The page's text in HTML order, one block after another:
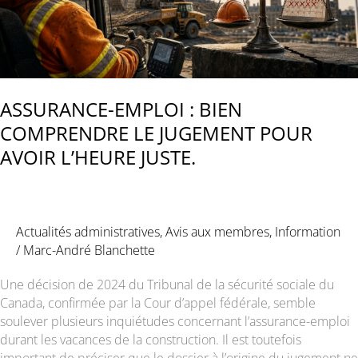
ASSURANCE-EMPLOI : BIEN
COMPRENDRE LE JUGEMENT POUR
AVOIR L’HEURE JUSTE.
Actualités administratives,Avis aux membres, Information
/Marc-André Blanchette
Une décision de 2024 du Tribunal de la sécurité sociale du
Canada, confirmée par la Cour d’appel fédérale, semble
soulever plusieurs inquiétudes concernant l’assurance-emploi
durant les vacances de la construction. Il est toutefois